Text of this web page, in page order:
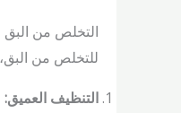
التخلص من البق
للتخلص من البق،
التنظيف العميق: